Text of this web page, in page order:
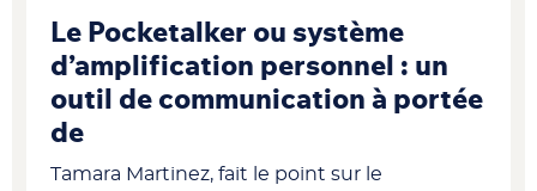
Le Pocketalker ou système
d’amplification personnel : un
outil de communication à portée
de
Tamara Martinez, fait le point sur le